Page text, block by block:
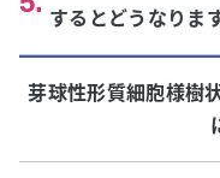
するとどうなりま
芽球性形質細胞様樹